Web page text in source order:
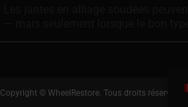
Copyright © WheelRestore. Tous droits réservés.